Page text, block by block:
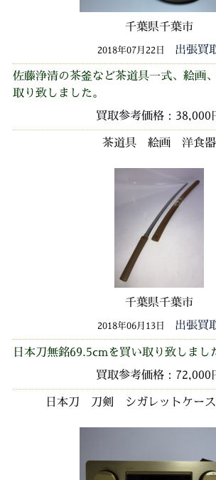
千葉県千葉市
2018年07月22日
出張買
佐藤浄清の茶釜など茶道具一式、絵画
取り致しました。
買取参考価格：38,000
茶道具 絵画 洋食器
千葉県千葉市
2018年06月13日
出張買
日本刀無銘69.5cmを買い取り致しまし
買取参考価格：72,000
日本刀 刀剣 シガレットケー